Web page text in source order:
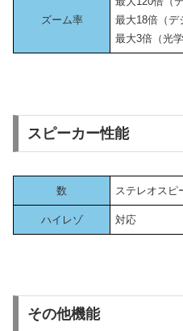
ズーム率
最大18倍（デ
最大3倍（光学
スピーカー性能
数 ステレオスピ
ハイレゾ 対応
その他機能